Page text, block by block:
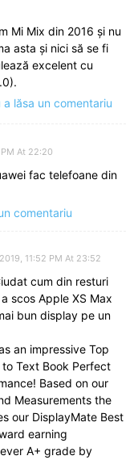
Mi Mix din 2016 și nu
asta și nici să se fi
excelent cu
lăsa un comentariu
At 22:20
fac telefoane din
comentariu
11:52 PM At 23:52
cum din resturi
scos Apple XS Max
bun display pe un
an impressive Top
Text Book Perfect
Based on our
Measurements the
our DisplayMate Best
earning
A+ grade by